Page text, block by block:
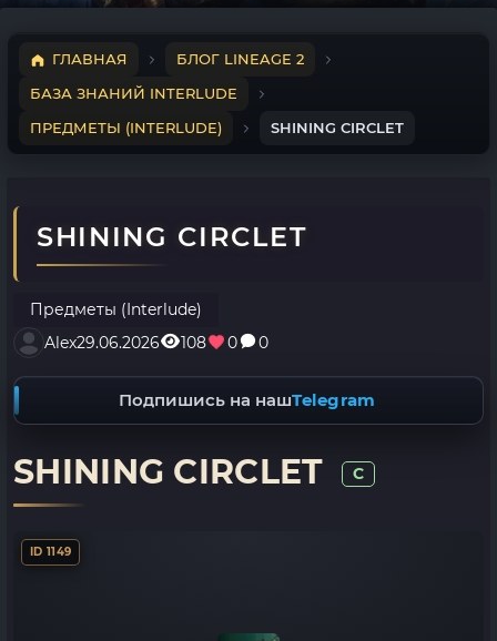
ГЛАВНАЯ
БЛОГ LINEAGE 2
БАЗА ЗНАНИЙ INTERLUDE
ПРЕДМЕТЫ (INTERLUDE)
SHINING CIRCLET
SHINING CIRCLET
Предметы (Interlude)
Alex29.06.2026 108 0 0
Подпишись на нашTelegram
SHINING CIRCLET C
ID 1149